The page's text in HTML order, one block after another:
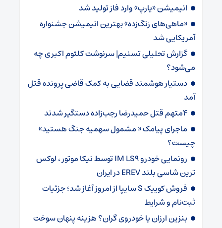
انیمیشن «یارپ» وارد فاز تولید شد
«ماهی‌های زنگ‌زده» بهترین انیمیشن جشنواره
آمریکایی شد
گزارش تحلیلی تسنیم| سرنوشت کلثوم اکبری چه
می‌شود؟
دستیار هوشمند قضایی به کمک قاضی پرونده قتل
آمد
4متهم قتل حمیدرضا رجب‌زاده دستگیر شدند
ماجرای پیامک « مشمول سهمیه جنگ هستید»
چیست؟
رونمایی خودرو IM LS9 توسط نیکا موتور ، لوکس
ترین شاسی بلند EREV در ایران
فروش کوییک S سایپا از امروز آغاز شد؛ جزئیات
ثبت‌نام و شرایط
بنزین ارزان یا خودروی گران؟ هزینه پنهان سوخت